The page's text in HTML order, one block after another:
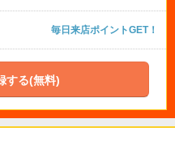
毎日来店ポイントGET！
する(無料)